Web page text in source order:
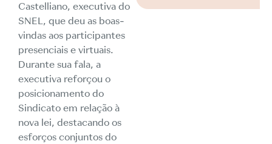
Castelliano, executiva do
SNEL, que deu as boas-
vindas aos participantes
presenciais e virtuais.
Durante sua fala, a
executiva reforçou o
posicionamento do
Sindicato em relação à
nova lei, destacando os
esforços conjuntos do